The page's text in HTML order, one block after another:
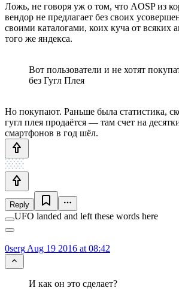
Ложь, не говоря уж о том, что AOSP из
вендор не предлагает без своих
своими каталогами, коих куча от всяких
того же яндекса.
Вот пользователи и не хотят
без Гугл Плея
Но покупают. Раньше была статистика,
гугл плея продаётся — там счет на
смартфонов в год шёл.
Reply
UFO landed and left these words here
0serg Aug 19 2016 at 08:42
И как он это сделает?